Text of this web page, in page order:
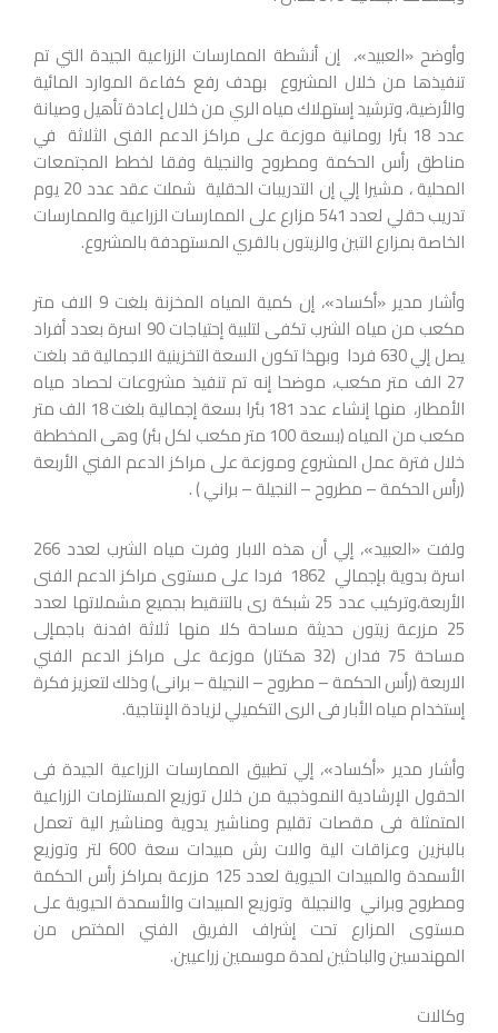
وأوضح «العبيد»، إن أنشطة الممارسات الزراعية الجيدة التي تم
تنفيذها من خلال المشروع بهدف رفع كفاءة الموارد المائية
والأرضية، وترشيد إستهلاك مياه الري من خلال إعادة تأهيل وصيانة
عدد 18 بئرا رومانية موزعة على مراكز الدعم الفنى الثلاثة في
مناطق رأس الحكمة ومطروح والنجيلة وفقا لخطط المجتمعات
المحلية ، مشيرا إلي إن التدريبات الحقلية شملت عقد عدد 20 يوم
تدريب حقلي لعدد 541 مزارع على الممارسات الزراعية والممارسات
الخاصة بمزارع التين والزيتون بالقري المستهدفة بالمشروع.
وأشار مدير «أكساد»، إن كمية المياه المخزنة بلغت 9 الاف متر
مكعب من مياه الشرب تكفى لتلبية إحتياجات 90 اسرة بعدد أفراد
يصل إلي 630 فردا وبهذا تكون السعة التخزينية الاجمالية قد بلغت
27 الف متر مكعب، موضحا إنه تم تنفيذ مشروعات لحصاد مياه
الأمطار، منها إنشاء عدد 181 بئرا بسعة إجمالية بلغت 18 الف متر
مكعب من المياه (بسعة 100 متر مكعب لكل بئر) وهى المخططة
خلال فترة عمل المشروع وموزعة على مراكز الدعم الفني الأربعة
(رأس الحكمة – مطروح – النجيلة – براني ) .
ولفت «العبيد»، إلي أن هذه الابار وفرت مياه الشرب لعدد 266
اسرة بدوية بإجمالي 1862 فردا على مستوى مراكز الدعم الفنى
الأربعة،وتركيب عدد 25 شبكة رى بالتنقيط بجميع مشملاتها لعدد
25 مزرعة زيتون حديثة مساحة كلا منها ثلاثة افدنة باجمإلى
مساحة 75 فدان (32 هكتار) موزعة على مراكز الدعم الفني
الاربعة (رأس الحكمة – مطروح – النجيلة – برانى) وذلك لتعزيز فكرة
إستخدام مياه الأبار فى الرى التكميلي لزيادة الإنتاجية.
وأشار مدير «أكساد»، إلي تطبيق الممارسات الزراعية الجيدة فى
الحقول الإرشادية النموذجية من خلال توزيع المستلزمات الزراعية
المتمثلة فى مقصات تقليم ومناشير يدوية ومناشير الية تعمل
بالبنزين وعزاقات الية والات رش مبيدات سعة 600 لتر وتوزيع
الأسمدة والمبيدات الحيوية لعدد 125 مزرعة بمراكز رأس الحكمة
ومطروح وبراني والنجيلة وتوزيع المبيدات والأسمدة الحيوية على
مستوى المزارع تحت إشراف الفريق الفني المختص من
المهندسين والباحثين لمدة موسمين زراعيين.
وكالات